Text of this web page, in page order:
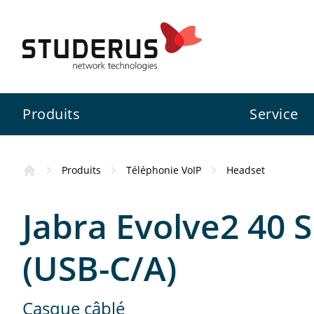
Produits
Pare-feu
Switch
Service
Swiss Service Pack
Services de configuration
Zyxel
Assistance aux projets
Studerus SA
Zyxel
Information
Inscription ZCNE
Produits Téléphonie VoIP Headset
Jabra Evolve2 40
(USB-C/A)
Casque câblé